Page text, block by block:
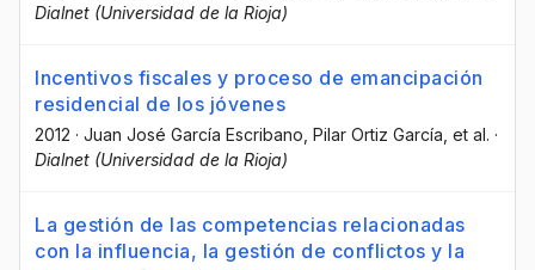
Dialnet (Universidad de la Rioja)
Incentivos fiscales y proceso de emancipación
residencial de los jóvenes
2012 · Juan José García Escribano , Pilar Ortiz García , et al. ·
Dialnet (Universidad de la Rioja)
La gestión de las competencias relacionadas
con la influencia, la gestión de conflictos y la